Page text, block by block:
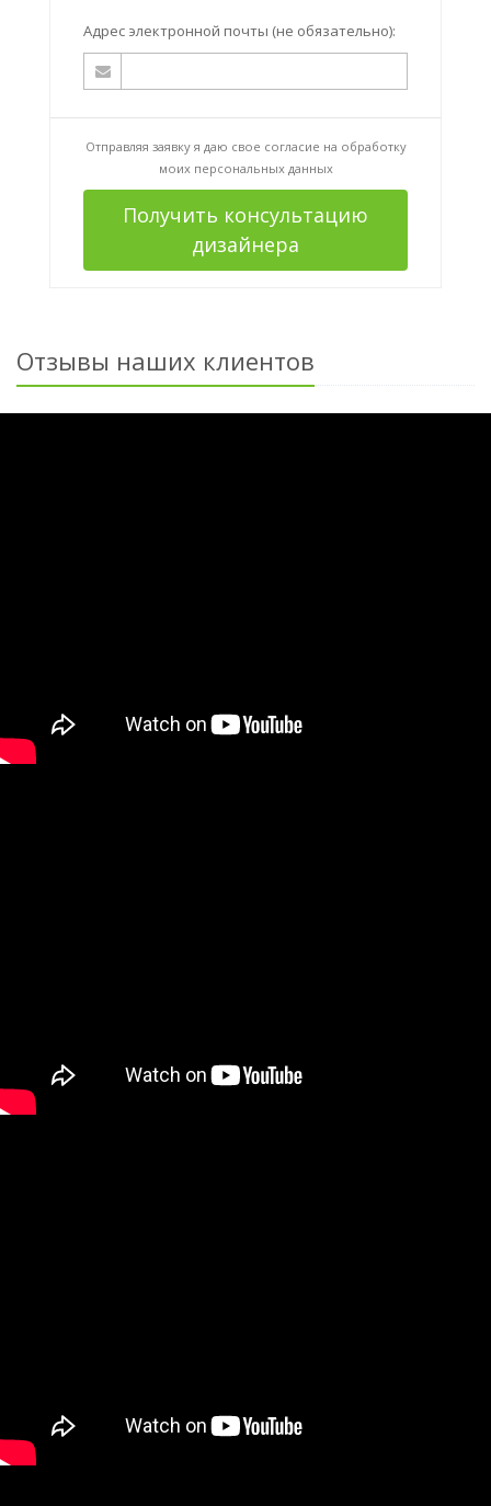
Адрес электронной почты (не обязательно):
Отправляя заявку я даю свое согласие на обработку
моих персональных данных
Получить консультацию
дизайнера
Отзывы наших клиентов